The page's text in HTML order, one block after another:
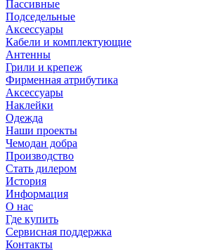
Пассивные
Подседельные
Аксессуары
Кабели и комплектующие
Антенны
Грили и крепеж
Фирменная атрибутика
Аксессуары
Наклейки
Одежда
Наши проекты
Чемодан добра
Производство
Стать дилером
История
Информация
О нас
Где купить
Сервисная поддержка
Контакты